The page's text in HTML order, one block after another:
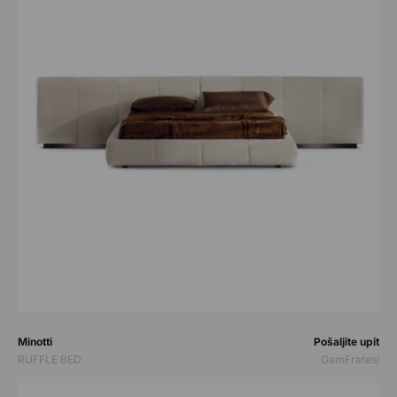
Prodavač:
Minotti
RUFFLE BED
Prodavač:
Pošaljite upit
GamFratesi